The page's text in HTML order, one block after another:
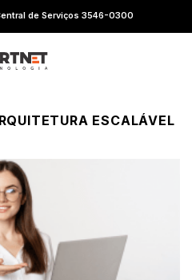
de Serviços 3546-0300
ESCALÁVEL